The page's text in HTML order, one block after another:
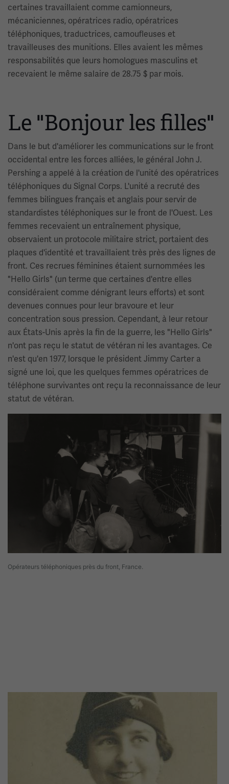
certaines travaillaient comme camionneurs,
mécaniciennes, opératrices radio, opératrices
téléphoniques, traductrices, camoufleuses et
travailleuses des munitions. Elles avaient les mêmes
responsabilités que leurs homologues masculins et
recevaient le même salaire de 28.75 $ par mois.
Le "Bonjour les filles"
Dans le but d'améliorer les communications sur le front
occidental entre les forces alliées, le général John J.
Pershing a appelé à la création de l'unité des opératrices
téléphoniques du Signal Corps. L'unité a recruté des
femmes bilingues français et anglais pour servir de
standardistes téléphoniques sur le front de l'Ouest. Les
femmes recevaient un entraînement physique,
observaient un protocole militaire strict, portaient des
plaques d'identité et travaillaient très près des lignes de
front. Ces recrues féminines étaient surnommées les
"Hello Girls" (un terme que certaines d'entre elles
considéraient comme dénigrant leurs efforts) et sont
devenues connues pour leur bravoure et leur
concentration sous pression. Cependant, à leur retour
aux États-Unis après la fin de la guerre, les "Hello Girls"
n'ont pas reçu le statut de vétéran ni les avantages. Ce
n'est qu'en 1977, lorsque le président Jimmy Carter a
signé une loi, que les quelques femmes opératrices de
téléphone survivantes ont reçu la reconnaissance de leur
statut de vétéran.
Opérateurs téléphoniques près du front, France.